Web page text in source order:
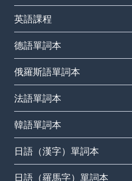
英語課程
德語單詞本
俄羅斯語單詞本
法語單詞本
韓語單詞本
日語（漢字）單詞本
日語（羅馬字）單詞本